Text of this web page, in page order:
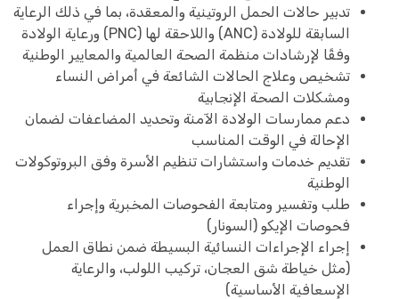
تدبير حالات الحمل الروتينية والمعقدة، بما في ذلك الرعاية
السابقة للولادة (ANC) واللاحقة لها (PNC) ورعاية الولادة
وفقًا لإرشادات منظمة الصحة العالمية والمعايير الوطنية
تشخيص وعلاج الحالات الشائعة في أمراض النساء
ومشكلات الصحة الإنجابية
دعم ممارسات الولادة الآمنة وتحديد المضاعفات لضمان
الإحالة في الوقت المناسب
تقديم خدمات واستشارات تنظيم الأسرة وفق البروتوكولات
الوطنية
طلب وتفسير ومتابعة الفحوصات المخبرية وإجراء
فحوصات الإيكو (السونار)
إجراء الإجراءات النسائية البسيطة ضمن نطاق العمل
(مثل خياطة شق العجان، تركيب اللولب، والرعاية
الإسعافية الأساسية)